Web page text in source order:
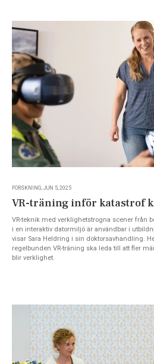
FORSKNING, JUN 5, 2025
VR-träning inför katastrof
VR-teknik med verklighetstrogna scener från
i en interaktiv datormiljö är användbar i
visar Sara Heldring i sin doktorsavhandling.
regelbunden VR-träning ska leda till att fler
blir verklighet.